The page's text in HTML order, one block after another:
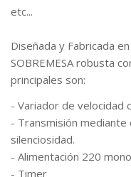
etc...
Diseñada y Fabricada
SOBREMESA robusta
principales son:
- Variador de velocidad
- Transmisión
silenciosidad.
- Alimentación 220
- Timer